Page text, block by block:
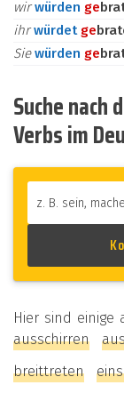
wirwürden ge
ihrwürdet ge
Siewürden ge
Suche nach
Verbs im
Hier sind einige
ausschirren
breittreten